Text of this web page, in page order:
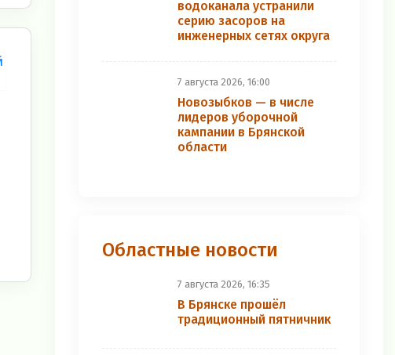
водоканала устранили
серию засоров на
инженерных сетях округа
7 августа 2026, 16:00
Новозыбков — в числе
лидеров уборочной
кампании в Брянской
области
Областные новости
7 августа 2026, 16:35
В Брянске прошёл
традиционный пятничник